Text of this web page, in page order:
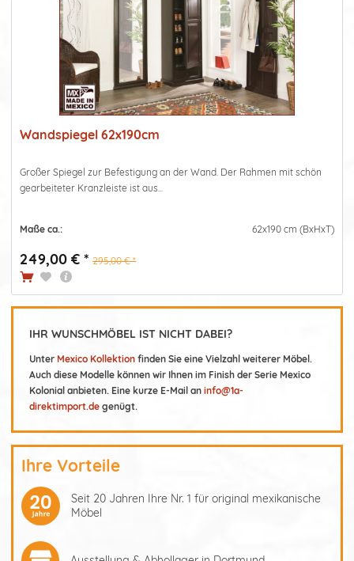
Wandspiegel 62x190cm
Großer Spiegel zur Befestigung an der Wand. Der Rahmen mit schön
gearbeiteter Kranzleiste ist aus...
Maße ca.: 62x190 cm (BxHxT)
249,00 € * 295,00 € *
IHR WUNSCHMÖBEL IST NICHT DABEI?
Unter Mexico Kollektion finden Sie eine Vielzahl weiterer Möbel.
Auch diese Modelle können wir Ihnen im Finish der Serie Mexico
Kolonial anbieten. Eine kurze E-Mail an info@1a-
direktimport.de genügt.
Ihre Vorteile
Seit 20 Jahren Ihre Nr. 1 für original mexikanische
Möbel